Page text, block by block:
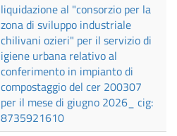
liquidazione al "consorzio per la
zona di sviluppo industriale
chilivani ozieri" per il servizio di
igiene urbana relativo al
conferimento in impianto di
compostaggio del cer 200307
per il mese di giugno 2026_ cig:
8735921610